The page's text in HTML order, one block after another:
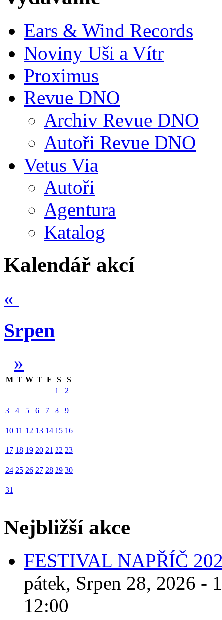
Ears & Wind Records
Noviny Uši a Vítr
Proximus
Revue DNO
Archiv Revue DNO
Autoři Revue DNO
Vetus Via
Autoři
Agentura
Katalog
Kalendář akcí
«
Srpen
»
M T W T F S
S
1
2
3 4 5 6 7 8 9
10 11 12 13 14 15 16
17 18 19 20 21 22 23
24 25 26 27 28 29 30
31
Nejbližší akce
FESTIVAL NAPŘÍČ
pátek, Srpen 28, 2026 -
12:00